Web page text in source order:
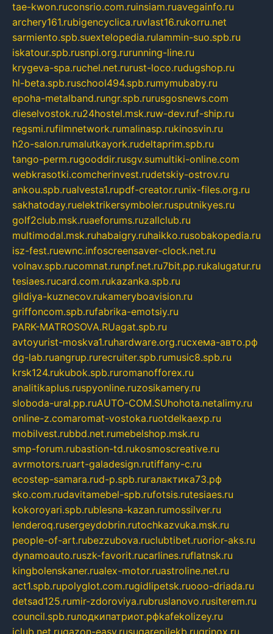
tae-kwon.ruconsrio.com.ruinsiam.ruavegainfo.ru
archery161.rubigencyclica.ruvlast16.rukorru.net
sarmiento.spb.suextelopedia.rulammin-suo.spb.ru
iskatour.spb.rusnpi.org.rurunning-line.ru
krygeva-spa.ruchel.net.rurust-loco.rudugshop.ru
hl-beta.spb.ruschool494.spb.rumymubaby.ru
epoha-metalband.rungr.spb.rurusgosnews.com
dieselvostok.ru24hostel.msk.ruw-dev.ruf-ship.ru
regsmi.rufilmnetwork.rumalinasp.rukinosvin.ru
h2o-salon.rumalutkayork.rudeltaprim.spb.ru
tango-perm.rugooddir.rusgv.sumultiki-online.com
webkrasotki.comcherinvest.rudetskiy-ostrov.ru
ankou.spb.rualvesta1.rupdf-creator.runix-files.org.ru
sakhatoday.ruelektrikersymboler.rusputnikyes.ru
golf2club.msk.ruaeforums.ruzallclub.ru
multimodal.msk.ruhabaigry.ruhaikko.rusobakopedia.ru
isz-fest.ruewnc.infoscreensaver-clock.net.ru
volnav.spb.rucomnat.runpf.net.ru7bit.pp.rukalugatur.ru
tesiaes.rucard.com.rukazanka.spb.ru
gildiya-kuznecov.rukameryboavision.ru
griffoncom.spb.rufabrika-emotsiy.ru
PARK-MATROSOVA.RUagat.spb.ru
avtoyurist-moskva1.ruhardware.org.ruсхема-авто.рф
dg-lab.ruangrup.rurecruiter.spb.rumusic8.spb.ru
krsk124.rukubok.spb.ruromanofforex.ru
analitikaplus.ruspyonline.ruzosikamery.ru
sloboda-ural.pp.ruAUTO-COM.SUhohota.netalimy.ru
online-z.comaromat-vostoka.ruotdelkaexp.ru
mobilvest.rubbd.net.rumebelshop.msk.ru
smp-forum.rubastion-td.rukosmoscreative.ru
avrmotors.ruart-galadesign.rutiffany-c.ru
ecostep-samara.rud-p.spb.ruгалактика73.рф
sko.com.rudavitamebel-spb.rufotsis.rutesiaes.ru
kokoroyari.spb.rublesna-kazan.rumossilver.ru
lenderoq.rusergeydobrin.rutochkazvuka.msk.ru
people-of-art.rubezzubova.ruclubtibet.ruorior-aks.ru
dynamoauto.ruszk-favorit.rucarlines.ruflatnsk.ru
kingbolenskaner.rualex-motor.ruastroline.net.ru
act1.spb.rupolyglot.com.rugidlipetsk.ruooo-driada.ru
detsad125.rumir-zdoroviya.rubruslanovo.rusiterem.ru
council.spb.ruлодкипатриот.рфkafekolizey.ru